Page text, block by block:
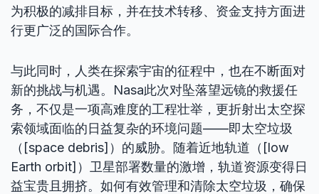
为积极的减排目标，并在技术转移、资金支持方面进
行更广泛的国际合作。
与此同时，人类在探索宇宙的征程中，也在不断面对
新的挑战与机遇。Nasa此次对坠落望远镜的救援任
务，不仅是一项高难度的工程壮举，更折射出太空探
索领域面临的日益复杂的环境问题——即太空垃圾
（[space debris]）的威胁。随着近地轨道（[low
Earth orbit]）卫星部署数量的激增，轨道资源变得日
益宝贵且拥挤。如何有效管理和清除太空垃圾，确保